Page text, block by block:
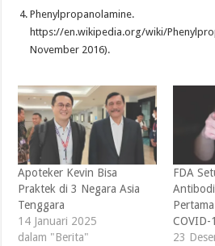
Phenylpropanolamine.
https://en.wikipedia.org/wiki/
November 2016).
Apoteker Kevin Bisa
Praktek di 3 Negara Asia
Tenggara
14 Januari 2025
dalam "Berita"
FDA
COVID-
23